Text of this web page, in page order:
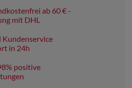
ab 60 € -
mit DHL
Kundenservice
in 24h
positive